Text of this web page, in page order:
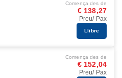
Comença des de
€ 138,27
Preu/ Pax
Llibre
Comença des de
€ 152,04
Preu/ Pax